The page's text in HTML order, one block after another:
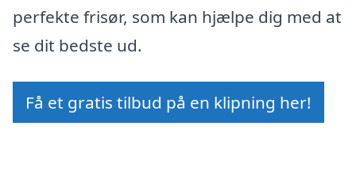
perfekte frisør, som kan hjælpe dig med at
se dit bedste ud.
Få et gratis tilbud på en klipning her!